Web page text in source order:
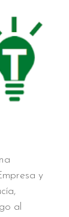
y
al